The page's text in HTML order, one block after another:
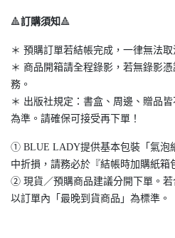
🔺訂購須知🔺
＊ 預購訂單若結帳完成，一律無法取
＊ 商品開箱請全程錄影，若無錄影
務。
＊ 出版社規定：書盒、周邊、贈品
為準。請確保可接受再下單！
① BLUE LADY提供基本包裝「氣泡
中折損，請務必於『結帳時加購紙箱
② 現貨／預購商品建議分開下單。若
以訂單內「最晚到貨商品」為標準。